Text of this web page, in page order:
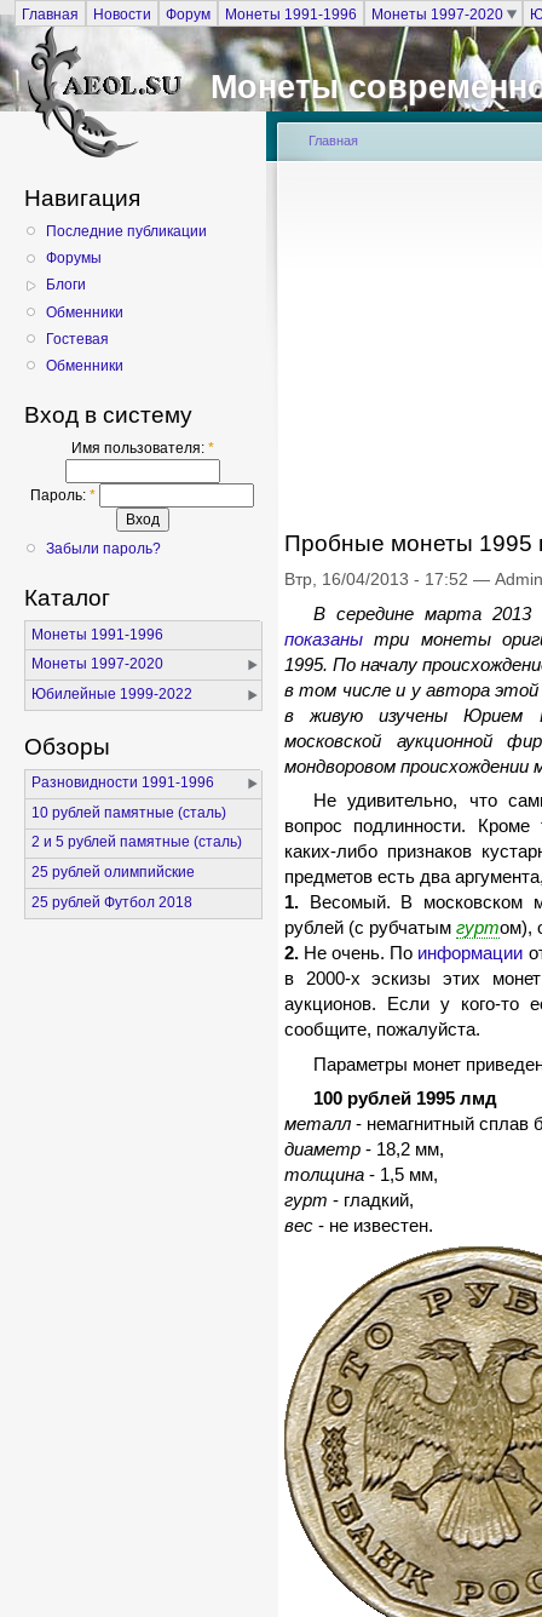
Главная Новости Форум Монеты 1991-1996 Монеты 1997-2020
Монеты
Навигация
Последние публикации
Форумы
Блоги
Обменники
Гостевая
Обменники
Вход в систему
Имя пользователя: *
Пароль: *
Забыли пароль?
Каталог
Монеты 1991-1996
Монеты 1997-2020
Юбилейные 1999-2022
Обзоры
Разновидности 1991-1996
10 рублей памятные (сталь)
2 и 5 рублей памятные (сталь)
25 рублей олимпийские
25 рублей Футбол 2018
Главная
Пробные монеты 1995
Втр, 16/04/2013 - 17:52 — Admin
В середине марта
показаны три монеты
1995. По началу
в том числе и у автора
в живую изучены Юрием
московской аукционной
мондворовом происхождении
Не удивительно, что
вопрос подлинности.
каких-либо признаков
предметов есть два
1. Весомый. В московском
рублей (с рубчатым гуртом),
2. Не очень. По информации
в 2000-х эскизы этих
аукционов. Если у кого-то
сообщите, пожалуйста.
Параметры монет
100 рублей 1995 лмд
металл - немагнитный сплав
диаметр - 18,2 мм,
толщина - 1,5 мм,
гурт - гладкий,
вес - не известен.